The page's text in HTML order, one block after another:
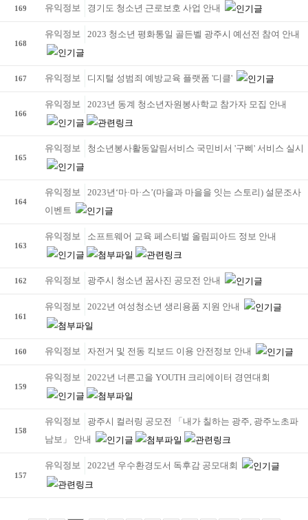
169 유익정보 경기도 청소년 근로보호 사업 안내
168
유익정보 2023 청소년 평화통일 골든벨 광주시 예선전 참여 안내
167 유익정보 디지털 성범죄 예방교육 플랫폼 '디클'
166
유익정보 2023년 동계 청소년자원봉사학교 참가자 모집 안내
165
유익정보 청소년봉사활동알림서비스 국민비서 '구삐' 서비스 실시
164
유익정보
2023년‘마·마·스’(마을과 마을을 잇는 스토리) 설문조사
이벤트
163
유익정보 소프트웨어 교육 페스티벌 올림피아드 정보 안내
162 유익정보 광주시 청소년 꿈사진 공모전 안내
161
유익정보 2022년 여성청소년 생리용품 지원 안내
160 유익정보 자전거 및 전동 킥보드 이용 안전정보 안내
159
유익정보 2022년 너른고을 YOUTH 크리에이터 경연대회
158
유익정보
광주시 컬러링 공모전 「내가 칠하는 광주, 광주노초파
남보」 안내
157
유익정보 2022년 우수환경도서 독후감 공모대회